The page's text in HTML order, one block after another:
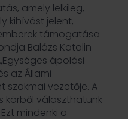
amely lelkileg,
kihívást jelent,
támogatása
Balázs Katalin
ápolási
az Állami
szakmai vezetője. A
körből választhatunk
mindenki a